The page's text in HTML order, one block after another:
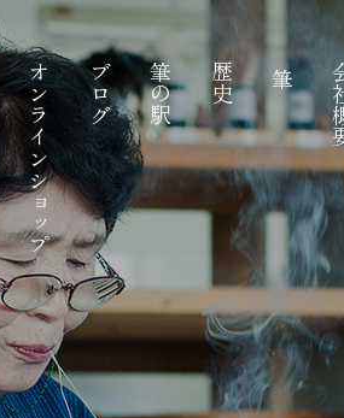
会
筆
歴史
筆の駅
ブログ
オンラインショップ